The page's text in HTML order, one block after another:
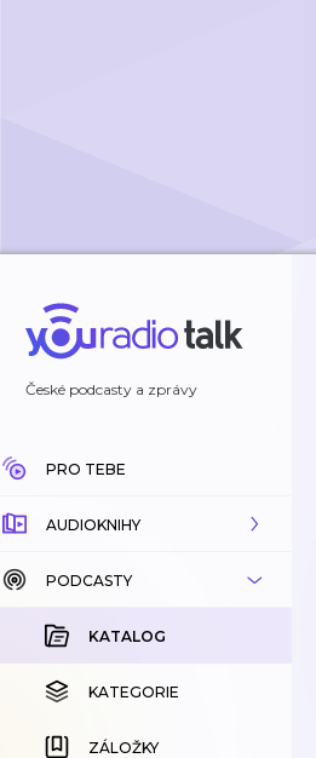
České podcasty a zprávy
PRO TEBE
AUDIOKNIHY
KATALOG
KOUPENÉ
KATEGORIE
ZÁLOŽKY
PODCASTY
KATALOG
KATEGORIE
ZÁLOŽKY